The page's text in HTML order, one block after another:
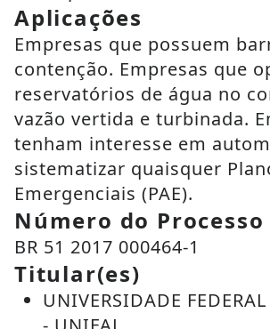
Aplicações
Empresas que possuem
contenção. Empresas que
reservatórios de água no
vazão vertida e turbinada.
tenham interesse em
sistematizar quaisquer
Emergenciais (PAE).
Número do
BR 51 2017 000464-1
Titular(es)
UNIVERSIDADE